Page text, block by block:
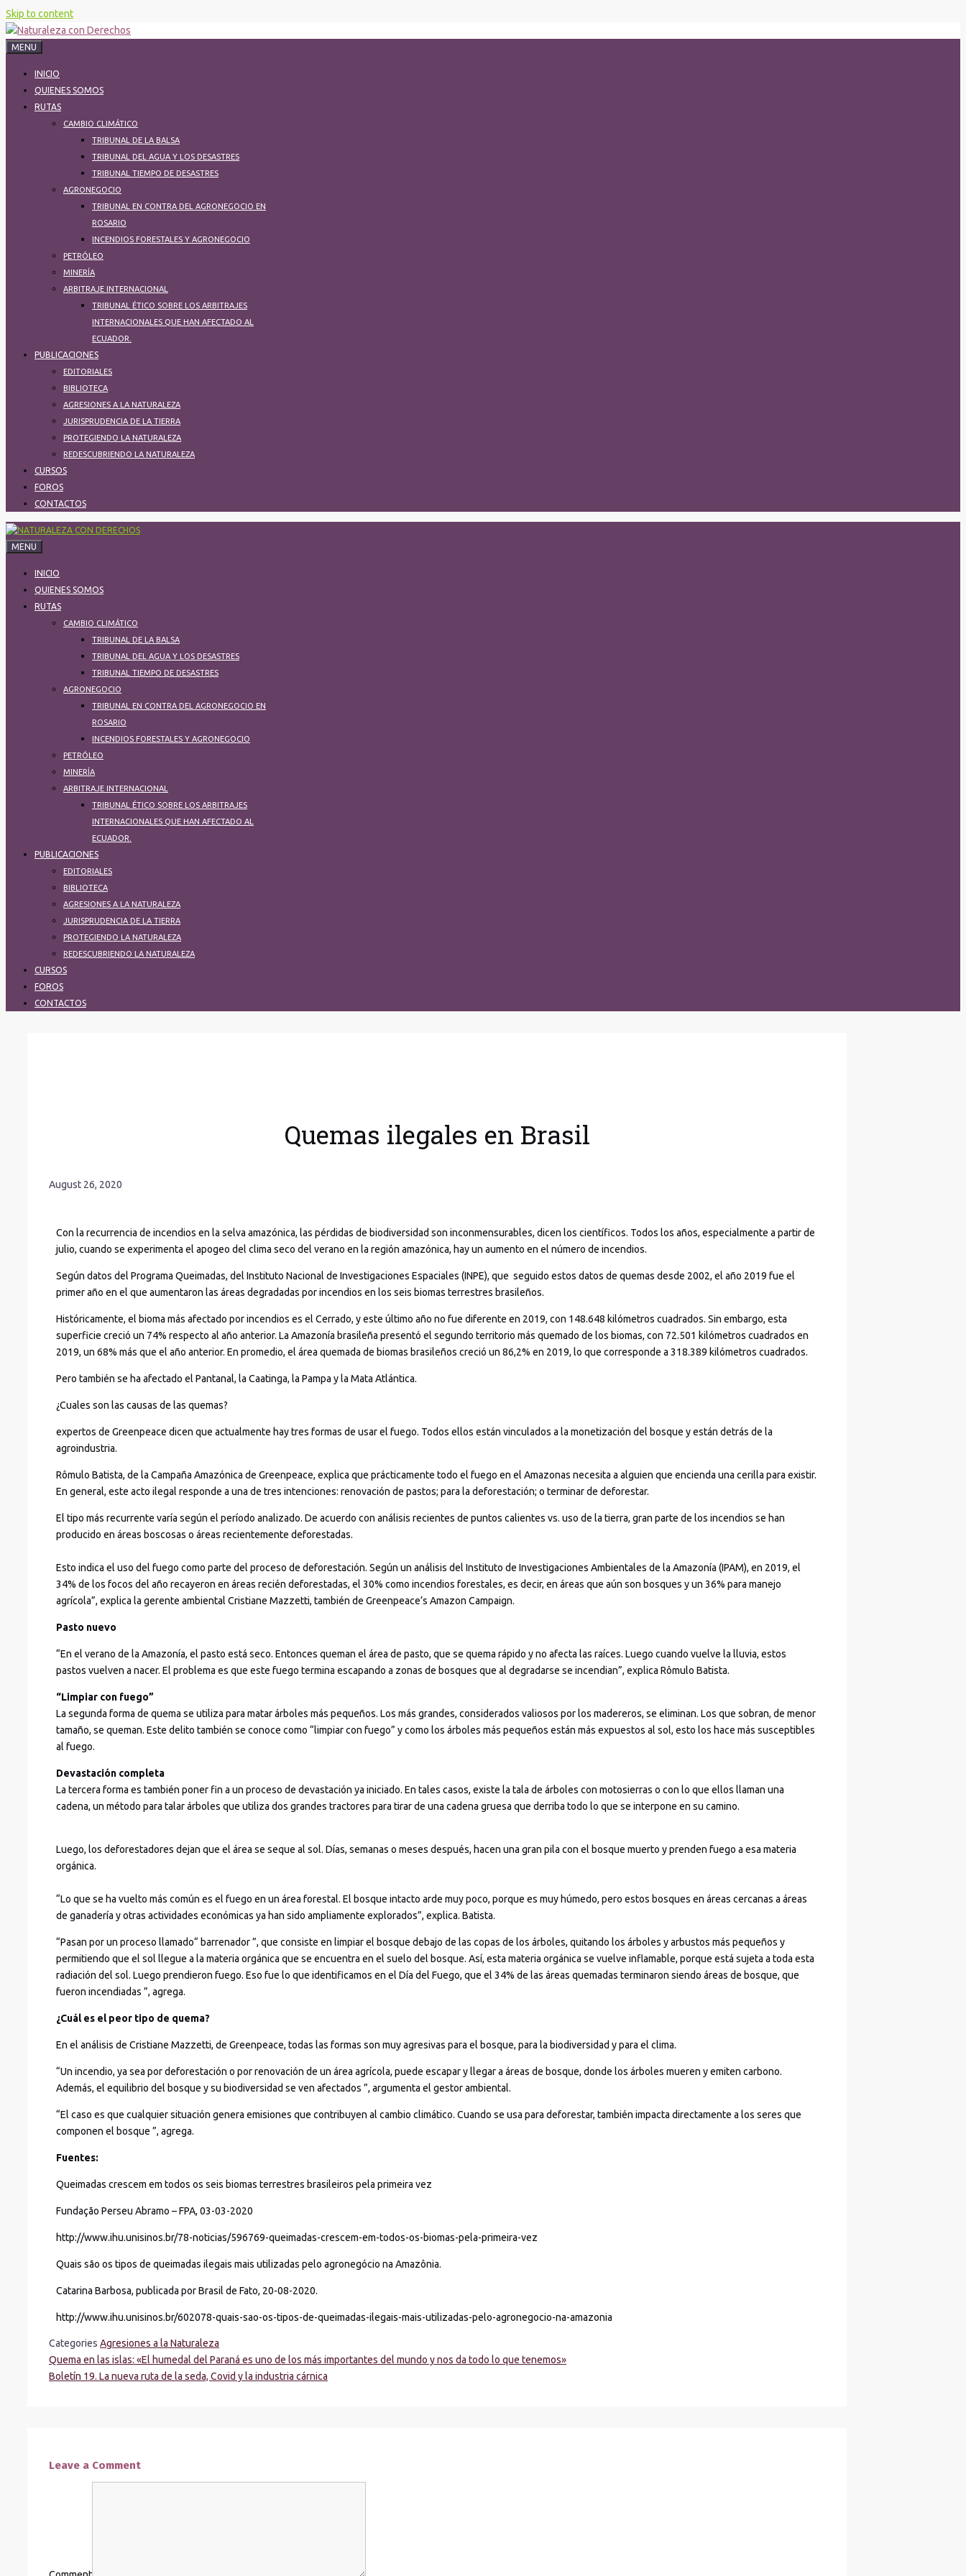
Skip to content
MENU
INICIO
QUIENES SOMOS
RUTAS
CAMBIO CLIMÁTICO
TRIBUNAL DE LA BALSA
TRIBUNAL DEL AGUA Y LOS DESASTRES
TRIBUNAL TIEMPO DE DESASTRES
AGRONEGOCIO
TRIBUNAL EN CONTRA DEL AGRONEGOCIO EN
ROSARIO
INCENDIOS FORESTALES Y AGRONEGOCIO
PETRÓLEO
MINERÍA
ARBITRAJE INTERNACIONAL
TRIBUNAL ÉTICO SOBRE LOS ARBITRAJES
INTERNACIONALES QUE HAN AFECTADO AL
ECUADOR.
PUBLICACIONES
EDITORIALES
BIBLIOTECA
AGRESIONES A LA NATURALEZA
JURISPRUDENCIA DE LA TIERRA
PROTEGIENDO LA NATURALEZA​
REDESCUBRIENDO LA NATURALEZA
CURSOS
FOROS
CONTACTOS
MENU
INICIO
QUIENES SOMOS
RUTAS
CAMBIO CLIMÁTICO
TRIBUNAL DE LA BALSA
TRIBUNAL DEL AGUA Y LOS DESASTRES
TRIBUNAL TIEMPO DE DESASTRES
AGRONEGOCIO
TRIBUNAL EN CONTRA DEL AGRONEGOCIO EN
ROSARIO
INCENDIOS FORESTALES Y AGRONEGOCIO
PETRÓLEO
MINERÍA
ARBITRAJE INTERNACIONAL
TRIBUNAL ÉTICO SOBRE LOS ARBITRAJES
INTERNACIONALES QUE HAN AFECTADO AL
ECUADOR.
PUBLICACIONES
EDITORIALES
BIBLIOTECA
AGRESIONES A LA NATURALEZA
JURISPRUDENCIA DE LA TIERRA
PROTEGIENDO LA NATURALEZA​
REDESCUBRIENDO LA NATURALEZA
CURSOS
FOROS
CONTACTOS
Quemas ilegales en Brasil
August 26, 2020
Con la recurrencia de incendios en la selva amazónica, las pérdidas de biodiversidad son inconmensurables, dicen los científicos. Todos los años, especialmente a partir de
julio, cuando se experimenta el apogeo del clima seco del verano en la región amazónica, hay un aumento en el número de incendios.
Según datos del Programa Queimadas, del Instituto Nacional de Investigaciones Espaciales (INPE), que seguido estos datos de quemas desde 2002, el año 2019 fue el
primer año en el que aumentaron las áreas degradadas por incendios en los seis biomas terrestres brasileños.
Históricamente, el bioma más afectado por incendios es el Cerrado, y este último año no fue diferente en 2019, con 148.648 kilómetros cuadrados. Sin embargo, esta
superficie creció un 74% respecto al año anterior. La Amazonía brasileña presentó el segundo territorio más quemado de los biomas, con 72.501 kilómetros cuadrados en
2019, un 68% más que el año anterior. En promedio, el área quemada de biomas brasileños creció un 86,2% en 2019, lo que corresponde a 318.389 kilómetros cuadrados.
Pero también se ha afectado el Pantanal, la Caatinga, la Pampa y la Mata Atlántica.
¿Cuales son las causas de las quemas?
expertos de Greenpeace dicen que actualmente hay tres formas de usar el fuego. Todos ellos están vinculados a la monetización del bosque y están detrás de la
agroindustria.
Rômulo Batista, de la Campaña Amazónica de Greenpeace, explica que prácticamente todo el fuego en el Amazonas necesita a alguien que encienda una cerilla para existir.
En general, este acto ilegal responde a una de tres intenciones: renovación de pastos; para la deforestación; o terminar de deforestar.
El tipo más recurrente varía según el período analizado. De acuerdo con análisis recientes de puntos calientes vs. uso de la tierra, gran parte de los incendios se han
producido en áreas boscosas o áreas recientemente deforestadas.
Esto indica el uso del fuego como parte del proceso de deforestación. Según un análisis del Instituto de Investigaciones Ambientales de la Amazonía (IPAM), en 2019, el
34% de los focos del año recayeron en áreas recién deforestadas, el 30% como incendios forestales, es decir, en áreas que aún son bosques y un 36% para manejo
agrícola”, explica la gerente ambiental Cristiane Mazzetti, también de Greenpeace’s Amazon Campaign.
Pasto nuevo
“En el verano de la Amazonía, el pasto está seco. Entonces queman el área de pasto, que se quema rápido y no afecta las raíces. Luego cuando vuelve la lluvia, estos
pastos vuelven a nacer. El problema es que este fuego termina escapando a zonas de bosques que al degradarse se incendian”, explica Rômulo Batista.
“Limpiar con fuego”
La segunda forma de quema se utiliza para matar árboles más pequeños. Los más grandes, considerados valiosos por los madereros, se eliminan. Los que sobran, de menor
tamaño, se queman. Este delito también se conoce como “limpiar con fuego” y como los árboles más pequeños están más expuestos al sol, esto los hace más susceptibles
al fuego.
Devastación completa
La tercera forma es también poner fin a un proceso de devastación ya iniciado. En tales casos, existe la tala de árboles con motosierras o con lo que ellos llaman una
cadena, un método para talar árboles que utiliza dos grandes tractores para tirar de una cadena gruesa que derriba todo lo que se interpone en su camino.
Luego, los deforestadores dejan que el área se seque al sol. Días, semanas o meses después, hacen una gran pila con el bosque muerto y prenden fuego a esa materia
orgánica.
“Lo que se ha vuelto más común es el fuego en un área forestal. El bosque intacto arde muy poco, porque es muy húmedo, pero estos bosques en áreas cercanas a áreas
de ganadería y otras actividades económicas ya han sido ampliamente explorados”, explica. Batista.
“Pasan por un proceso llamado“ barrenador ”, que consiste en limpiar el bosque debajo de las copas de los árboles, quitando los árboles y arbustos más pequeños y
permitiendo que el sol llegue a la materia orgánica que se encuentra en el suelo del bosque. Así, esta materia orgánica se vuelve inflamable, porque está sujeta a toda esta
radiación del sol. Luego prendieron fuego. Eso fue lo que identificamos en el Día del Fuego, que el 34% de las áreas quemadas terminaron siendo áreas de bosque, que
fueron incendiadas ”, agrega.
¿Cuál es el peor tipo de quema?
En el análisis de Cristiane Mazzetti, de Greenpeace, todas las formas son muy agresivas para el bosque, para la biodiversidad y para el clima.
“Un incendio, ya sea por deforestación o por renovación de un área agrícola, puede escapar y llegar a áreas de bosque, donde los árboles mueren y emiten carbono.
Además, el equilibrio del bosque y su biodiversidad se ven afectados ”, argumenta el gestor ambiental.
“El caso es que cualquier situación genera emisiones que contribuyen al cambio climático. Cuando se usa para deforestar, también impacta directamente a los seres que
componen el bosque ”, agrega.
Fuentes:
Queimadas crescem em todos os seis biomas terrestres brasileiros pela primeira vez
Fundação Perseu Abramo – FPA, 03-03-2020
http://www.ihu.unisinos.br/78-noticias/596769-queimadas-crescem-em-todos-os-biomas-pela-primeira-vez
Quais são os tipos de queimadas ilegais mais utilizadas pelo agronegócio na Amazônia.
Catarina Barbosa, publicada por Brasil de Fato, 20-08-2020.
http://www.ihu.unisinos.br/602078-quais-sao-os-tipos-de-queimadas-ilegais-mais-utilizadas-pelo-agronegocio-na-amazonia
Categories Agresiones a la Naturaleza
Quema en las islas: «El humedal del Paraná es uno de los más importantes del mundo y nos da todo lo que tenemos»
Boletín 19. La nueva ruta de la seda, Covid y la industria cárnica
Leave a Comment